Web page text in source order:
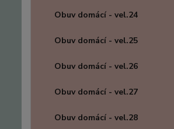
Obuv domácí - vel.24
Obuv domácí - vel.25
Obuv domácí - vel.26
Obuv domácí - vel.27
Obuv domácí - vel.28